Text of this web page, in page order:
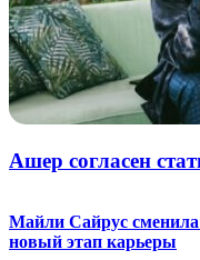
Ашер согласен
Майли Сайрус
новый этап карьеры